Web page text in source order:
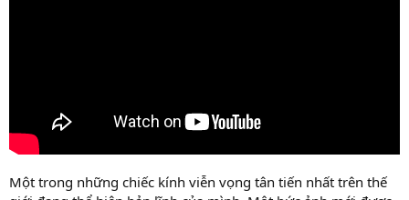
Một trong những chiếc kính viễn vọng tân tiến nhất trên thế